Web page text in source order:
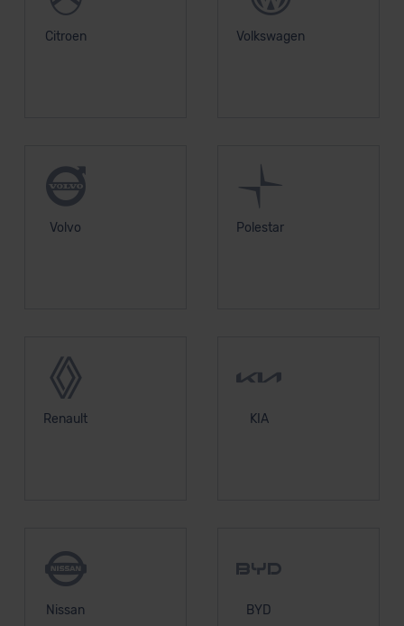
Citroen Volkswagen
Volvo Polestar
Renault KIA
Nissan BYD